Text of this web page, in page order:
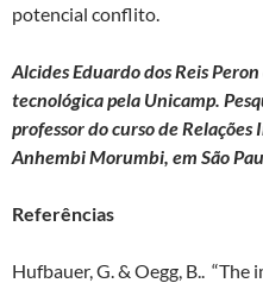
potencial conflito.
Alcides Eduardo dos Reis
tecnológica pela Unicamp.
professor do curso de
Anhembi Morumbi, em São
Referências
Hufbauer, G. & Oegg, B..